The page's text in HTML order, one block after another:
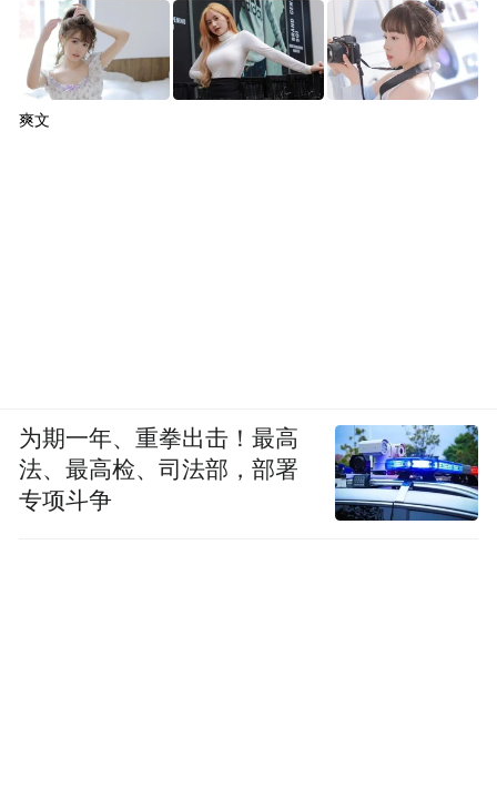
爽文
为期一年、重拳出击！最高
法、最高检、司法部，部署
专项斗争